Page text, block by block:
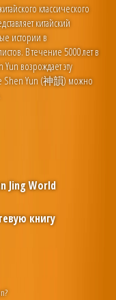
классического
китайский
истории в
В течение 5000 лет в
возрождает эту
Shen Yun (神韻) можно
Jing World
книгу